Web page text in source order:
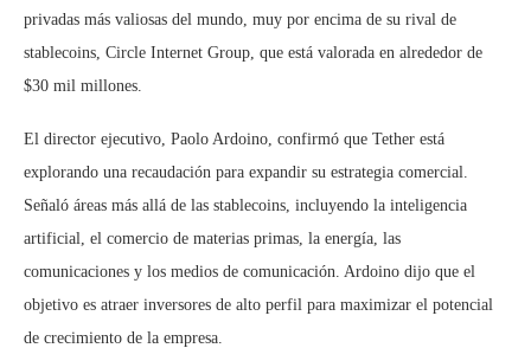
privadas más valiosas del mundo, muy por encima de su rival de
stablecoins, Circle Internet Group, que está valorada en alrededor de
$30 mil millones.
El director ejecutivo, Paolo Ardoino, confirmó que Tether está
explorando una recaudación para expandir su estrategia comercial.
Señaló áreas más allá de las stablecoins, incluyendo la inteligencia
artificial, el comercio de materias primas, la energía, las
comunicaciones y los medios de comunicación. Ardoino dijo que el
objetivo es atraer inversores de alto perfil para maximizar el potencial
de crecimiento de la empresa.